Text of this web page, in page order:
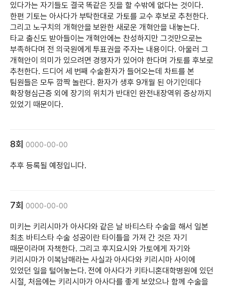
있다가는 자기들도 결국 똑같은 짓을 할 수밖에 없다는 것이다.
한편 기토는 아사다가 부탁한대로 가토를 교수 후보로 추천한다.
그리고 노구치의 개혁안을 보완한 새로운 개혁안을 내놓는다.
타교 출신도 받아들이는 개혁안에는 찬성하지만 그것만으로는
부족하다며 전 의국원에게 투표권을 주자는 내용이다. 아울러 그
개혁안이 의미가 있으려면 경쟁자가 있어야 한다며 가토를 후보로
추천한다. 드디어 세 번째 수술환자가 들어오는데 차트를 본
팀원들은 모두 깜짝 놀란다. 환자가 생후 9개월 된 아기인데다
확장형심근증 외에 장기의 위치가 반대인 완전내장역위 증상까지
있었기 때문이다.
8회 0000-00-00
추후 등록될 예정입니다.
7회 0000-00-00
미키는 키리시마가 아사다와 같은 날 바티스타 수술을 해서 일본
최초 바티스타 수술 성공이란 타이틀을 가져 간 것은 자기
때문이라며 자책한다. 그리고 후지요시와 가토에게 자기와
키리시마가 이복남매라는 사실과 아사다와 키리시마 사이에
있었던 일을 털어놓는다. 전에 아사다가 키타니혼대학병원에 있던
시절, 처음에는 키리시마가 아사다를 좋게 보았으나 함께 수술을